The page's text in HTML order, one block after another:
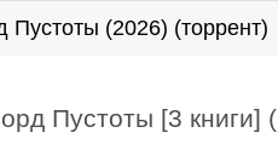
(2026) (торрент)
Пустоты [3 книги]